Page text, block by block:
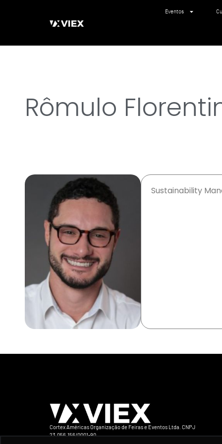
Eventos
Rômulo
Sustainability
Cortex Américas Organização de Feiras e Eventos Ltda. CNPJ
23.056.156/0001-90